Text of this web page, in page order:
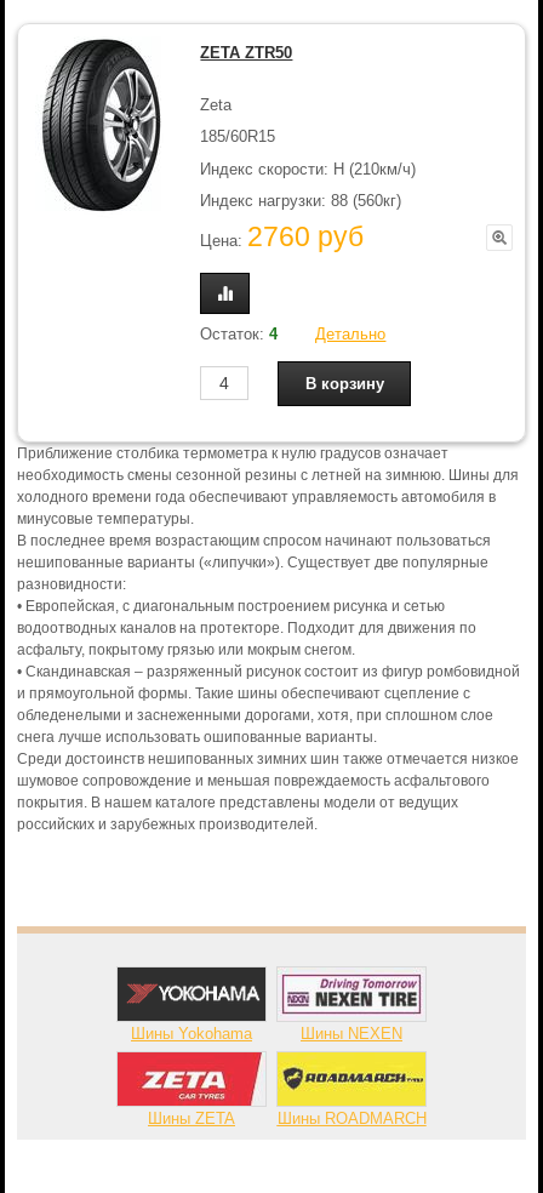
ZETA ZTR50
Zeta
185/60R15
Индекс скорости: H (210км/ч)
Индекс нагрузки: 88 (560кг)
Цена: 2760 руб
Остаток:4 Детально
Приближение столбика термометра к нулю градусов означает
необходимость смены сезонной резины с летней на зимнюю. Шины для
холодного времени года обеспечивают управляемость автомобиля в
минусовые температуры.
В последнее время возрастающим спросом начинают пользоваться
нешипованные варианты («липучки»). Существует две популярные
разновидности:
• Европейская, с диагональным построением рисунка и сетью
водоотводных каналов на протекторе. Подходит для движения по
асфальту, покрытому грязью или мокрым снегом.
• Скандинавская – разряженный рисунок состоит из фигур ромбовидной
и прямоугольной формы. Такие шины обеспечивают сцепление с
обледенелыми и заснеженными дорогами, хотя, при сплошном слое
снега лучше использовать ошипованные варианты.
Среди достоинств нешипованных зимних шин также отмечается низкое
шумовое сопровождение и меньшая повреждаемость асфальтового
покрытия. В нашем каталоге представлены модели от ведущих
российских и зарубежных производителей.
Шины Yokohama Шины NEXEN
Шины ZETA Шины ROADMARCH